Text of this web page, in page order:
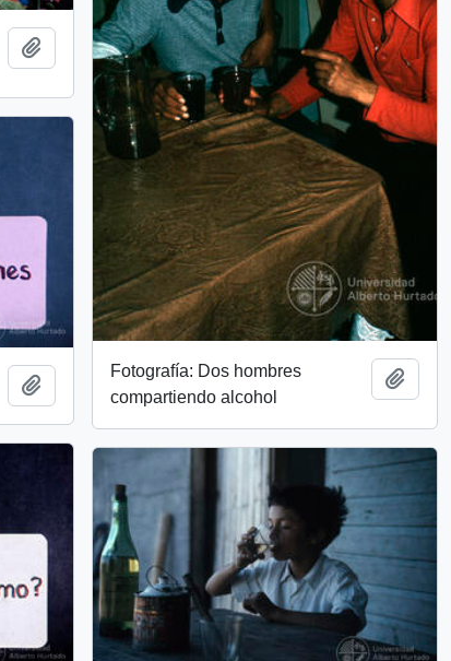
Add to clipboard
Fotografía: Dos hombres
compartiendo alcohol
Add
Add to clipboard